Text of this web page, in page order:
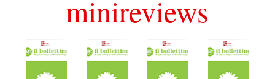
minireviews